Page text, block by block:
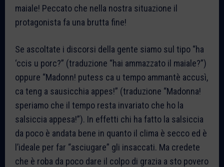
maiale! Peccato che nella nostra situazione il
protagonista fa una brutta fine!
Se ascoltate i discorsi della gente siamo sul tipo “ha
‘ccis u porc?” (traduzione “hai ammazzato il maiale?”)
oppure “Madonn! putess ca u tempo ammantè accusì,
ca teng a sausicchia appes!” (traduzione “Madonna!
speriamo che il tempo resta invariato che ho la
salsiccia appesa!”). In effetti chi ha fatto la salsiccia
da poco è andata bene in quanto il clima è secco ed è
l’ideale per far “asciugare” gli insaccati. Ma credete
che è roba da poco dare il colpo di grazia a sto povero